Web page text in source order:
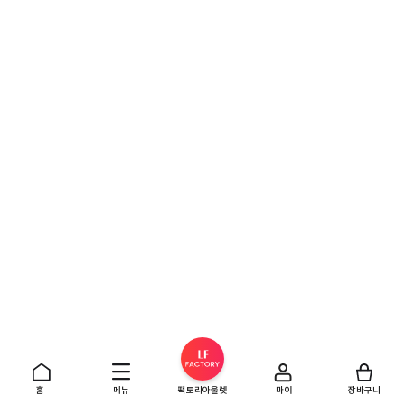
홈 메뉴 팩토리아울렛 마이 장바구니